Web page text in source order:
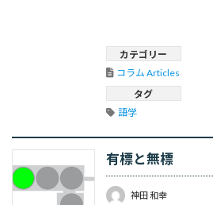
るのです。かなり漠
どこまでが中間なの
言語にかなり近づいて
近づいたと判断する判
カテゴリー
コラム Articles
タグ
語学
有標と無標
神田 和幸